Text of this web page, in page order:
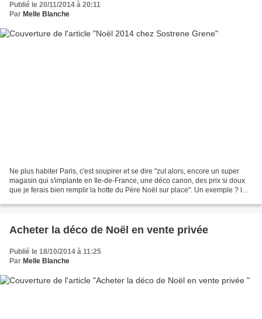
Publié le 20/11/2014 à 20:11
Par Melle Blanche
Ne plus habiter Paris, c'est soupirer et se dire "zut alors, encore un super
magasin qui s'implante en Ile-de-France, une déco canon, des prix si doux
que je ferais bien remplir la hotte du Père Noël sur place". Un exemple ? le
Acheter la déco de Noël en vente privée
Publié le 18/10/2014 à 11:25
Par Melle Blanche